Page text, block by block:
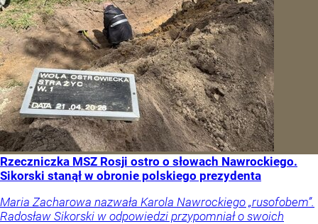
Rzeczniczka MSZ Rosji ostro o słowach Nawrockiego.
Sikorski stanął w obronie polskiego prezydenta
Maria Zacharowa nazwała Karola Nawrockiego „rusofobem”.
Radosław Sikorski w odpowiedzi przypomniał o swoich